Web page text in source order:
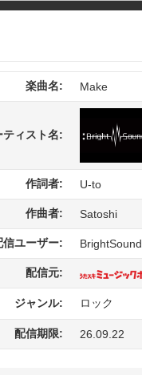
楽曲名: Make
ティスト名:
作詞者: U-to
作曲者: Satoshi
信ユーザー: BrightSound
配信元:
ジャンル: ロック
配信期限: 26.09.22